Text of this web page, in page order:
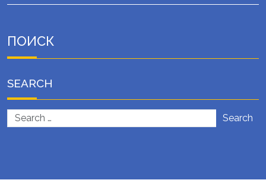
ПОИСК
SEARCH
Search